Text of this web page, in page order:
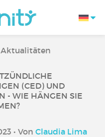
(CED) UND
- WIE HÄNGEN SIE
• Von Claudia Lima